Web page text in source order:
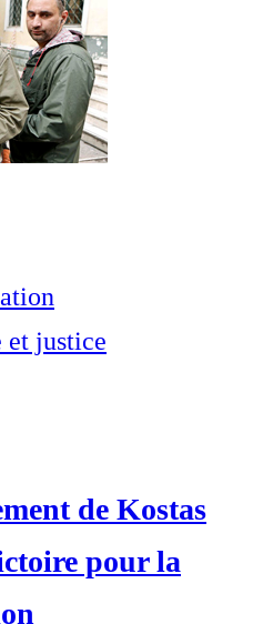
et justice
de Kostas
pour la